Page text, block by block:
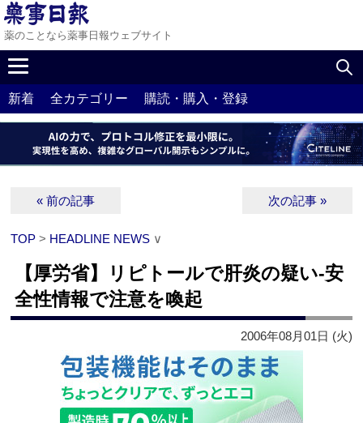
薬のことなら薬事日報ウェブサイト
新着 全カテゴリー 購読・購入・登録
« 前の記事 次の記事 »
TOP > HEADLINE NEWS ∨
【厚労省】リピトールで肝炎の疑い‐安
全性情報で注意を喚起
2006年08月01日 (火)